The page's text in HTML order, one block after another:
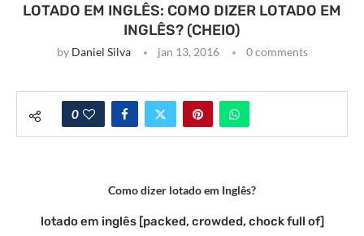
LOTADO EM INGLÊS: COMO DIZER LOTADO EM
INGLÊS? (CHEIO)
by Daniel Silva jan 13, 2016 0 comments
0
Como dizer lotado em Inglês?
lotado em inglês [packed, crowded, chock full of]